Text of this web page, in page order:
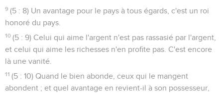
9 (5 : 8) Un avantage pour le pays à tous égards, c'est un roi
honoré du pays.
10 (5 : 9) Celui qui aime l'argent n'est pas rassasié par l'argent,
et celui qui aime les richesses n'en profite pas. C'est encore
là une vanité.
11 (5 : 10) Quand le bien abonde, ceux qui le mangent
abondent ; et quel avantage en revient-il à son possesseur,